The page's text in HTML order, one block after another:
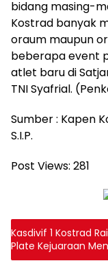
bidang masing-
Kostrad banyak
oraum maupun
beberapa event
atlet baru di
TNI Syafrial.
Sumber : Kapen
S.I.P.
Post Views: 281
Kasdivif 1 Kostrad
Plate Kejuaraan